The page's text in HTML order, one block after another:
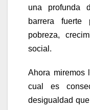
una profunda
barrera
pobreza,
social.
Ahora miremos
cual es
desigualdad